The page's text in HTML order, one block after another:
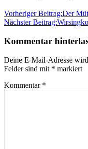
Vorheriger Beitrag:Der
Nächster Beitrag:
Kommentar
Deine E-Mail-Adresse
Felder sind mit * markiert
Kommentar *